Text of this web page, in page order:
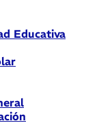
Educativa